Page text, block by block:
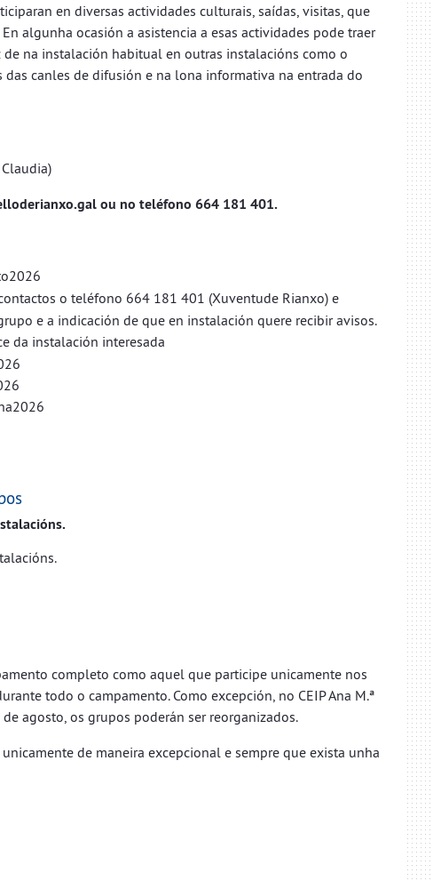
en diversas actividades culturais, saídas, visitas, que
algunha ocasión a asistencia a esas actividades pode traer
na instalación habitual en outras instalacións como o
canles de difusión e na lona informativa na entrada do
​​​​​​​ou no teléfono 664 181 401.
o teléfono 664 181 401 (Xuventude Rianxo) e
e a indicación de que en instalación quere recibir avisos.
da instalación interesada
completo como aquel que participe unicamente nos
todo o campamento. Como excepción, no CEIP Ana M.ª
agosto, os grupos poderán ser reorganizados.
de maneira excepcional e sempre que exista unha